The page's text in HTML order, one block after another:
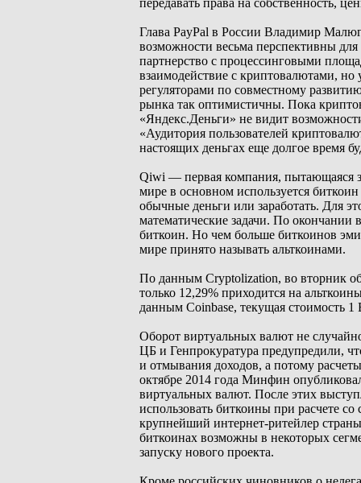
передавать права на собственность,
Глава PayPal в России Владимир
возможности весьма перспективны
партнерство с процессинговыми
взаимодействие с криптовалютами, но
регуляторами по совместному
рынка так оптимистичны. Пока
«Яндекс.Деньги» не видит
«Аудитория пользователей
настоящих деньгах еще долгое время
Qiwi — первая компания, пытающаяся
мире в основном используется
обычные деньги или заработать. Для
математические задачи. По окончании
биткоин. Но чем больше биткоинов
мире принято называть альткоинами.
По данным Cryptolization, во вторник
только 12,29% приходится на
данным Coinbase, текущая стоимость 1
Оборот виртуальных валют не
ЦБ и Генпрокуратура предупредили,
и отмывания доходов, а потому
октябре 2014 года Минфин
виртуальных валют. После этих
использовать биткоины при расчете
крупнейший интернет-ритейлер
биткоинах возможны в некоторых
запуску нового проекта.